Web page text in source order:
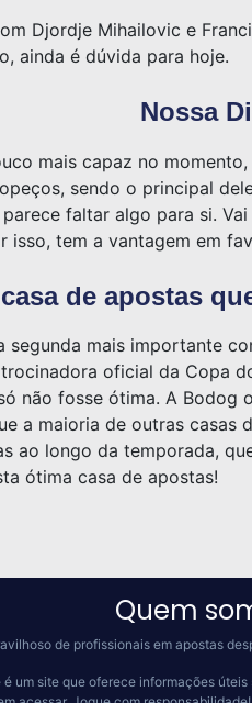
Djordje Mihailovic e
ainda é dúvida para hoje.
Nossa
mais capaz no
sendo o principal
faltar algo para si.
isso, tem a vantagem em
de apostas
mais importante
oficial da Copa
não fosse ótima. A Bodog
a maioria de outras casas
ao longo da temporada,
ótima casa de apostas!
Quem
de profissionais em apostas
é um site que oferece informações